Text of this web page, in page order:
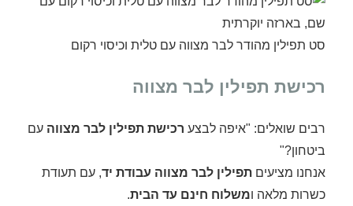
סט תפילין מהודר לבר מצווה עם טלית וכיסוי רקום
רכישת תפילין לבר מצווה
רבים שואלים: "איפה לבצע רכישת תפילין לבר מצווה עם
ביטחון?"
אנחנו מציעים תפילין לבר מצווה עבודת יד, עם תעודת
כשרות מלאה ומשלוח חינם עד הבית.